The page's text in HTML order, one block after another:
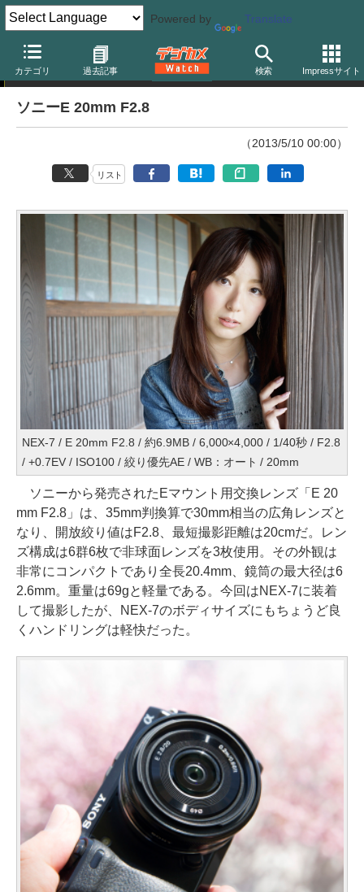
Powered by Translate
カテゴリ 過去記事 検索 Impressサイト
交換レンズ実写ギャラリー
ソニーE 20mm F2.8
（2013/5/10 00:00）
リスト
NEX-7 / E 20mm F2.8 / 約6.9MB / 6,000×4,000 / 1/40秒 / F2.8
/ +0.7EV / ISO100 / 絞り優先AE / WB：オート / 20mm
ソニーから発売されたEマウント用交換レンズ「E 20
mm F2.8」は、35mm判換算で30mm相当の広角レンズと
なり、開放絞り値はF2.8、最短撮影距離は20cmだ。レン
ズ構成は6群6枚で非球面レンズを3枚使用。その外観は
非常にコンパクトであり全長20.4mm、鏡筒の最大径は6
2.6mm。重量は69gと軽量である。今回はNEX-7に装着
して撮影したが、NEX-7のボディサイズにもちょうど良
くハンドリングは軽快だった。